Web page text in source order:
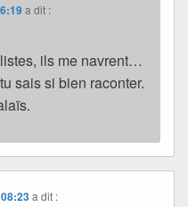
a dit :
ils me navrent…
sais si bien raconter.
a dit :